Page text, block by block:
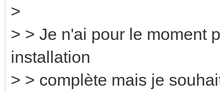
>
> > Je n'ai pour le moment
installation
> > complète mais je